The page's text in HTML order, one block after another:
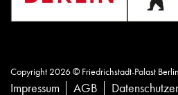
Copyright 2026 © Friedrichstadt-Palast
Impressum AGB